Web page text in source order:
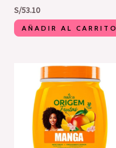
S/53.10
AÑADIR AL CARRITO